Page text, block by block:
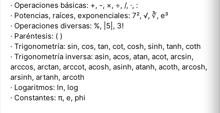
· Operaciones básicas: +, -, ×, ÷, /, ·, :
· Potencias, raíces, exponenciales: 7², √, ∛, e³
· Operaciones diversas: %, |5|, 3!
· Paréntesis: ( )
· Trigonometría: sin, cos, tan, cot, cosh, sinh, tanh, coth
· Trigonometría inversa: asin, acos, atan, acot, arcsin,
arccos, arctan, arccot, acosh, asinh, atanh, acoth, arcosh,
arsinh, artanh, arcoth
· Logaritmos: ln, log
· Constantes: π, e, phi